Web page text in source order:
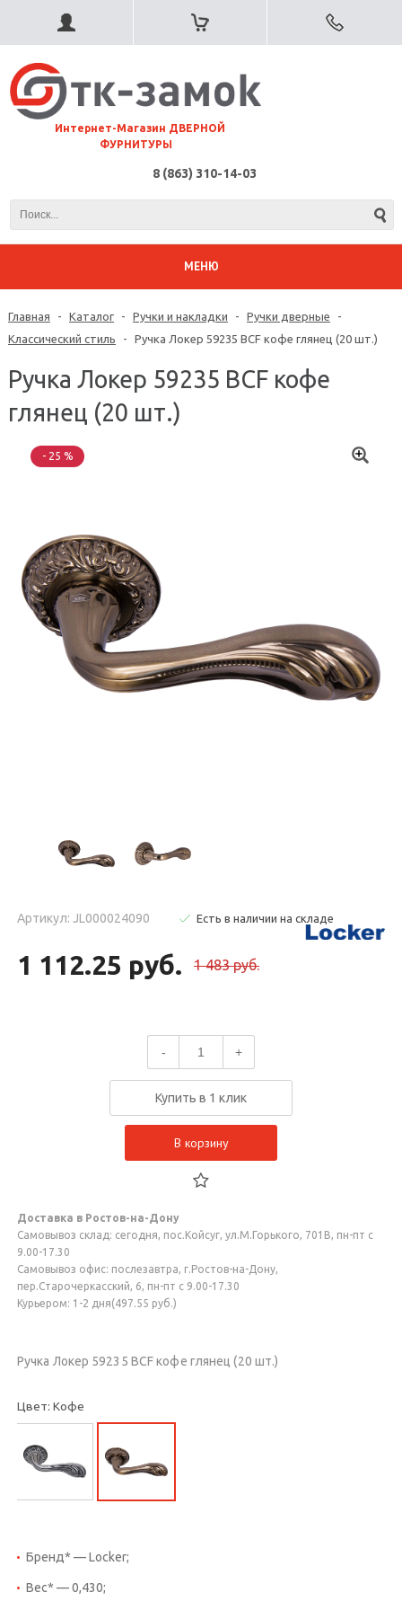
⠀Интернет-Магазин ДВЕРНОЙ
ФУРНИТУРЫ
8 (863) 310-14-03
МЕНЮ
Главная - Каталог - Ручки и накладки - Ручки дверные
-
Классический стиль
- Ручка Локер 59235 BCF кофе глянец (20 шт.)
Ручка Локер 59235 BCF кофе
глянец (20 шт.)
- 25 %
Артикул: JL000024090 Есть в наличии на складе
1 112.25 руб. 1 483 руб.
- +
Купить в 1 клик
В корзину
Доставка в Ростов-на-Дону
Самовывоз склад: сегодня, пос.Койсуг, ул.М.Горького, 701В, пн-пт с
9.00-17.30
Самовывоз офис: послезавтра, г.Ростов-на-Дону,
пер.Старочеркасский, 6, пн-пт с 9.00-17.30
Курьером: 1-2 дня(497.55 руб.)
Ручка Локер 59235 BCF кофе глянец (20 шт.)
Цвет: Кофе
Бренд* — Locker;
Вес* — 0,430;